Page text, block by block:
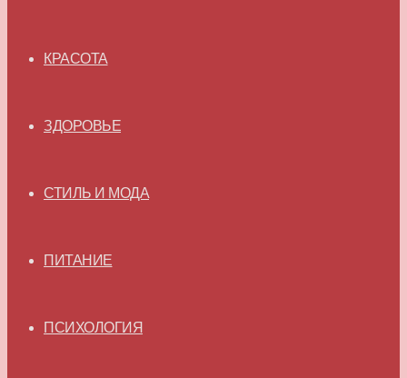
КРАСОТА
ЗДОРОВЬЕ
СТИЛЬ И МОДА
ПИТАНИЕ
ПСИХОЛОГИЯ